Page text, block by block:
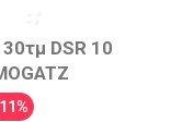
DSR 10